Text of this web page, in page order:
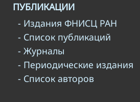
ПУБЛИКАЦИИ
- Издания ФНИСЦ РАН
- Список публикаций
- Журналы
- Периодические издания
- Список авторов